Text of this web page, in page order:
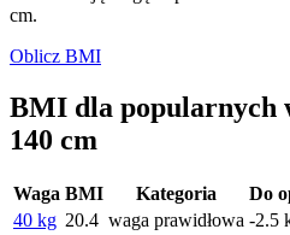
cm.
Oblicz BMI
BMI dla popularnych
140 cm
Waga BMI Kategoria
Do
40 kg 20.4 waga prawidłowa -2.5